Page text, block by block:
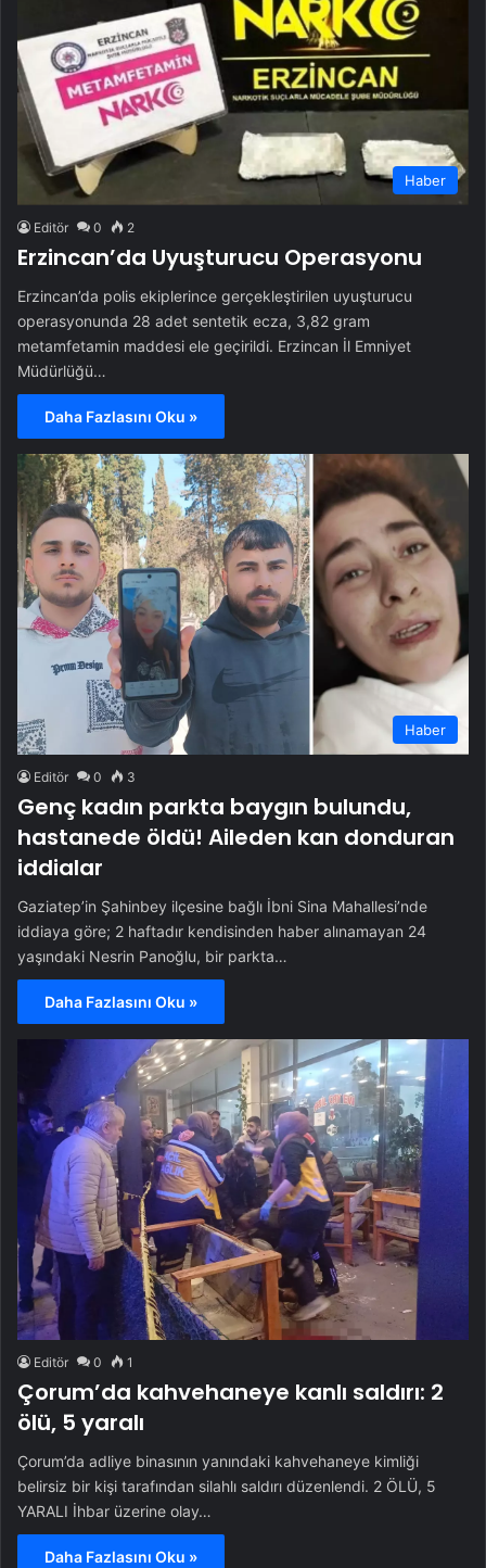
Haber
Editör 0 2
Erzincan’da Uyuşturucu Operasyonu
Erzincan’da polis ekiplerince gerçekleştirilen uyuşturucu
operasyonunda 28 adet sentetik ecza, 3,82 gram
metamfetamin maddesi ele geçirildi. Erzincan İl Emniyet
Müdürlüğü…
Daha Fazlasını Oku »
Haber
Editör 0 3
Genç kadın parkta baygın bulundu,
hastanede öldü! Aileden kan donduran
iddialar
Gaziatep’in Şahinbey ilçesine bağlı İbni Sina Mahallesi’nde
iddiaya göre; 2 haftadır kendisinden haber alınamayan 24
yaşındaki Nesrin Panoğlu, bir parkta…
Daha Fazlasını Oku »
Editör 0 1
Çorum’da kahvehaneye kanlı saldırı: 2
ölü, 5 yaralı
Çorum’da adliye binasının yanındaki kahvehaneye kimliği
belirsiz bir kişi tarafından silahlı saldırı düzenlendi. 2 ÖLÜ, 5
YARALI İhbar üzerine olay…
Daha Fazlasını Oku »